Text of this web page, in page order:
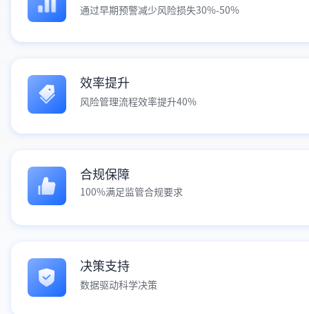
通过早期预警减少风险损失30%-50%
效率提升
风险管理流程效率提升40%
合规保障
100%满足监管合规要求
决策支持
数据驱动科学决策